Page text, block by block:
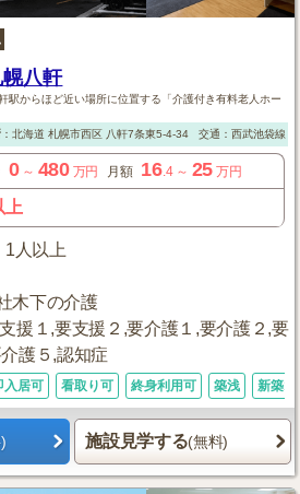
幌八軒
駅からほど近い場所に位置する「介護付き有料老人ホー
： 北海道 札幌市西区八軒7条東5-4-34 交通：西武池袋線
0～ 480 万円 月額 16.4～ 25 万円
上
1人以上
木下の介護
援１,要支援２,要介護１,要介護２,要
護５,認知症
入居可 看取り可 終身利用可 築浅 新築1
施設見学する(無料)